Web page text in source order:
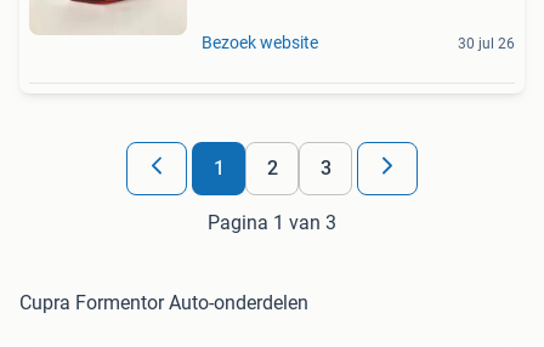
Bezoek website 30 jul 26
1 2 3
Pagina 1 van 3
Cupra Formentor Auto-onderdelen